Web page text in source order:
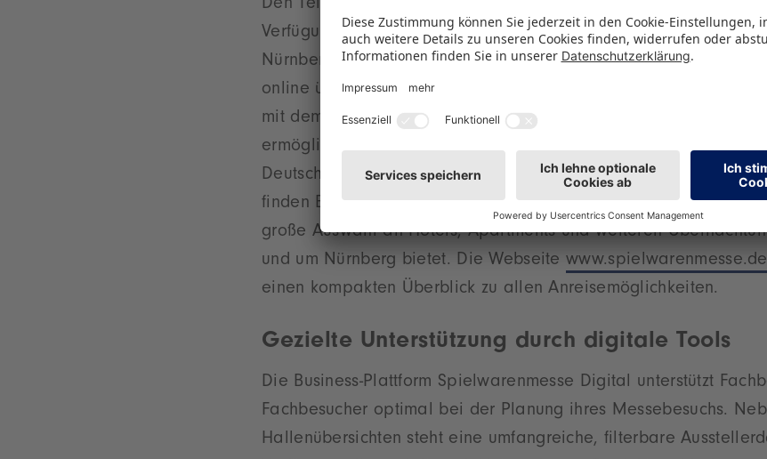
Den Teilnehmenden steht auch wieder der beliebte
Verfügung. Er verbindet den Flughafen München direkt mit dem
Nürnberg. Eine einfache Fahrt kostet 35 Euro und ist bis jeweils
online überwww.spielwarenmesse.de/de/bus
buchbar. Für
mit dem Zug bietet die Spielwarenmesse exklusive DB-Event-
ermöglichen eine klimafreundliche An- und Abreise im Nah- und
Deutschen Bahn – kombinierbar mit BahnCard-Rabatten. Die
finden Besucherinnen und Besucher über die Buchungsplattform
große Auswahl an Hotels, Apartments und weiteren
und um Nürnberg bietet. Die Webseite
einen kompakten Überblick zu allen Anreisemöglichkeiten.
Gezielte Unterstützung durch digitale Tools
Die Business-Plattform Spielwarenmesse Digital unterstützt
Fachbesucher optimal bei der Planung ihres Messebesuchs.
Hallenübersichten steht eine umfangreiche, filterbare